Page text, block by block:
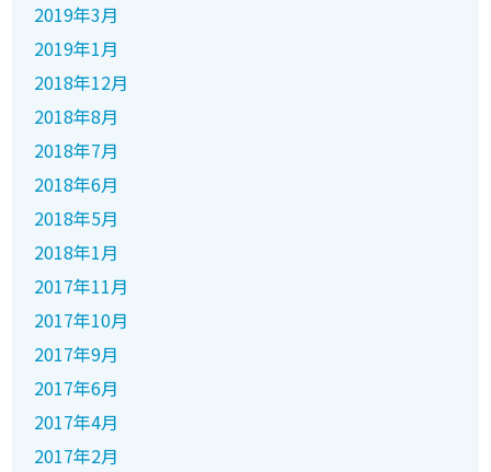
2019年3月
2019年1月
2018年12月
2018年8月
2018年7月
2018年6月
2018年5月
2018年1月
2017年11月
2017年10月
2017年9月
2017年6月
2017年4月
2017年2月